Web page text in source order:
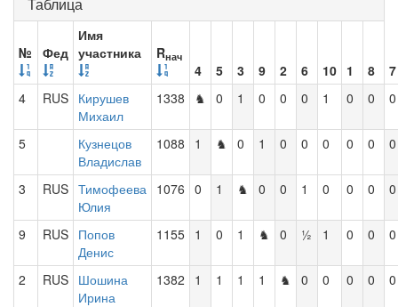
№ Фед
Имя
участника
Rнач
4 5 3 9 2 6 10 1 8
7
4
RUS Кирушев
Михаил
1338 ♞ 0 1 0 0 0 1 0 0 0
5
Кузнецов
Владислав
1088 1 ♞ 0 1 0 0 0 0 0 0
3 RUS Тимофеева
Юлия
1076 0 1 ♞ 0 0 1 0 0 0 0
9 RUS Попов
Денис
1155 1 0 1 ♞ 0 ½ 1 0 0 0
2 RUS Шошина
Ирина
1382 1 1 1 1 ♞ 0 0 0 0 0